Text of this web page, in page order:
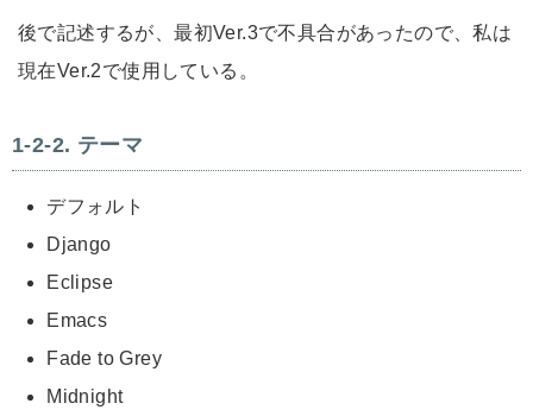
後で記述するが、最初Ver.3で不具合があったので、私は
現在Ver.2で使用している。
テーマ
デフォルト
Django
Eclipse
Emacs
Fade to Grey
Midnight